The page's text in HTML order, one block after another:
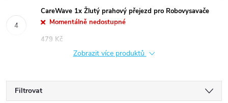
CareWave 1x Žlutý prahový přejezd pro Robovysavače
Momentálně nedostupné
479 Kč
Zobrazit více produktů
Filtrovat